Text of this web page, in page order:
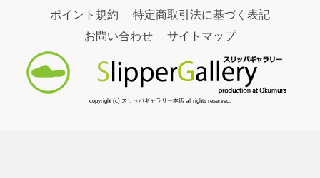
ポイント規約
特定商取引法に基づく表記
お問い合わせ
サイトマップ
copyright (c) スリッパギャラリー本店 all rights reserved.